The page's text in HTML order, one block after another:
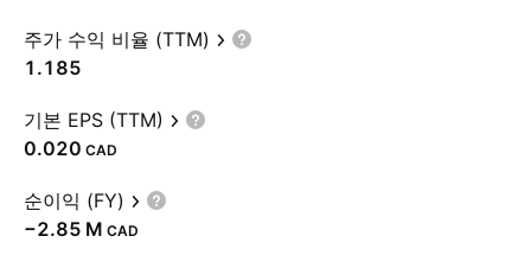
주가 수익 비율 (TTM)
1.185
기본 EPS (TTM)
0.020 CAD
순이익 (FY)
‪−2.85 M‬ CAD